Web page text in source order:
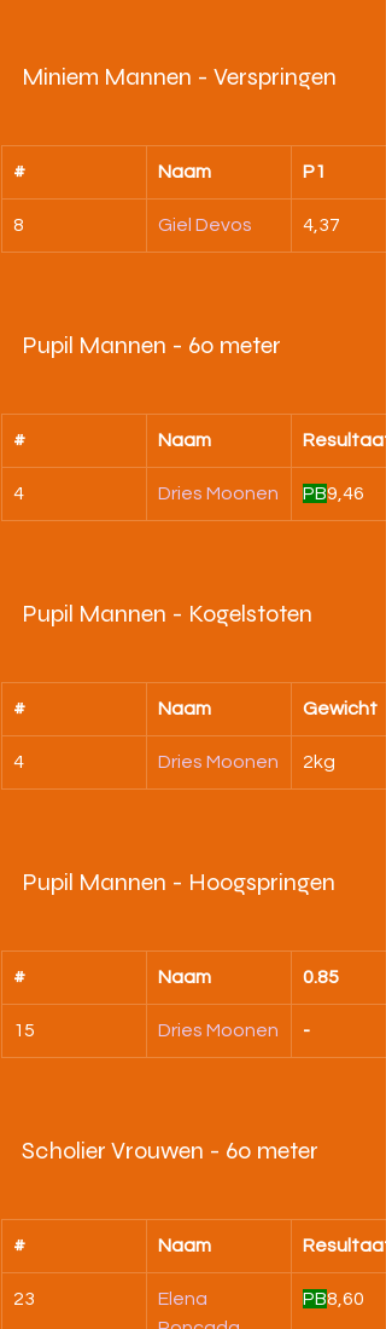
Miniem Mannen - Verspringen
# Naam P1
8 Giel Devos 4,37
Pupil Mannen - 60 meter
# Naam Resultaat
4 Dries Moonen PB9,46
Pupil Mannen - Kogelstoten
# Naam Gewicht
4 Dries Moonen 2kg
Pupil Mannen - Hoogspringen
# Naam 0.85
15 Dries Moonen -
Scholier Vrouwen - 60 meter
# Naam Resultaat
23
Elena
PB8,60